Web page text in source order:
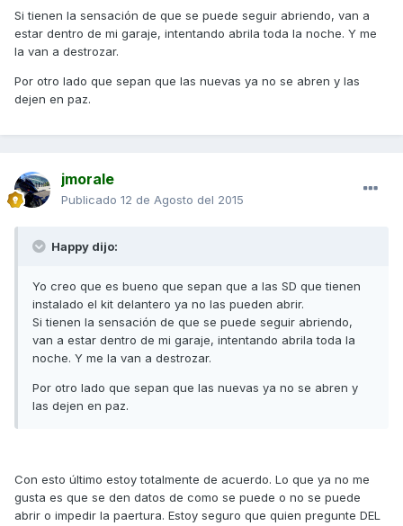
Si tienen la sensación de que se puede seguir abriendo, van a
estar dentro de mi garaje, intentando abrila toda la noche. Y me
la van a destrozar.
Por otro lado que sepan que las nuevas ya no se abren y las
dejen en paz.
jmorale
Publicado 12 de Agosto del 2015
Happy dijo:
Yo creo que es bueno que sepan que a las SD que tienen
instalado el kit delantero ya no las pueden abrir.
Si tienen la sensación de que se puede seguir abriendo,
van a estar dentro de mi garaje, intentando abrila toda la
noche. Y me la van a destrozar.
Por otro lado que sepan que las nuevas ya no se abren y
las dejen en paz.
Con esto último estoy totalmente de acuerdo. Lo que ya no me
gusta es que se den datos de como se puede o no se puede
abrir o impedir la paertura. Estoy seguro que quien pregunte DEL